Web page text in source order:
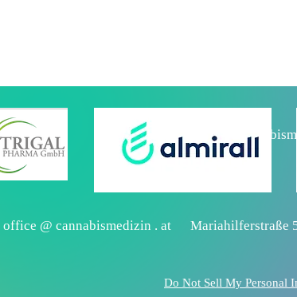
office @ cannabismedizin . at Mariahilferstraße
Do Not Sell My Personal